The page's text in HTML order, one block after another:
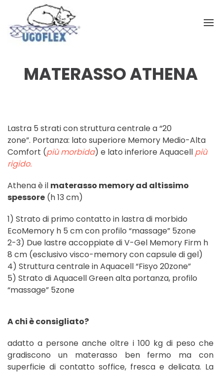
Skip to main content
MATERASSO ATHENA
Lastra 5 strati con struttura centrale a “20
zone”. Portanza: lato superiore Memory Medio-Alta
Comfort (più morbida) e lato inferiore Aquacell più
rigido.
Athena è il materasso memory ad altissimo
spessore (h 13 cm)
1) Strato di primo contatto in lastra di morbido
EcoMemory h 5 cm con profilo “massage” 5zone
2-3) Due lastre accoppiate di V-Gel Memory Firm h
8 cm (esclusivo visco-memory con capsule di gel)
4) Struttura centrale in Aquacell “Fisyo 20zone”
5) Strato di Aquacell Green alta portanza, profilo
“massage” 5zone
A chi è consigliato?
adatto a persone anche oltre i 100 kg di peso che
gradiscono un materasso ben fermo ma con
superficie di contatto soffice, fresca e delicata. La